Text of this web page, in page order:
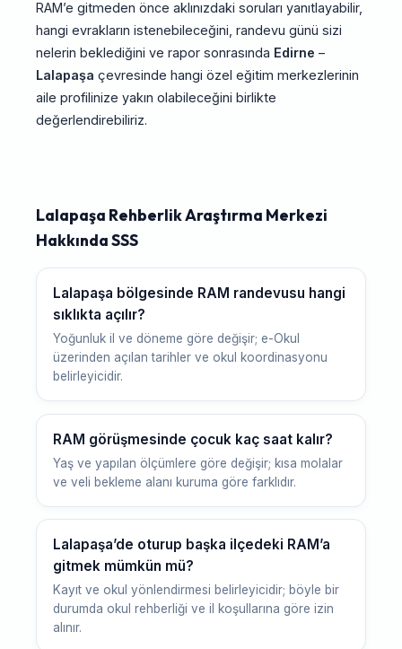
RAM’e gitmeden önce aklınızdaki soruları yanıtlayabilir,
hangi evrakların istenebileceğini, randevu günü sizi
nelerin beklediğini ve rapor sonrasında Edirne –
Lalapaşa çevresinde hangi özel eğitim merkezlerinin
aile profilinize yakın olabileceğini birlikte
değerlendirebiliriz.
Lalapaşa Rehberlik Araştırma Merkezi
Hakkında SSS
Lalapaşa bölgesinde RAM randevusu hangi
sıklıkta açılır?
Yoğunluk il ve döneme göre değişir; e-Okul
üzerinden açılan tarihler ve okul koordinasyonu
belirleyicidir.
RAM görüşmesinde çocuk kaç saat kalır?
Yaş ve yapılan ölçümlere göre değişir; kısa molalar
ve veli bekleme alanı kuruma göre farklıdır.
Lalapaşa’de oturup başka ilçedeki RAM’a
gitmek mümkün mü?
Kayıt ve okul yönlendirmesi belirleyicidir; böyle bir
durumda okul rehberliği ve il koşullarına göre izin
alınır.